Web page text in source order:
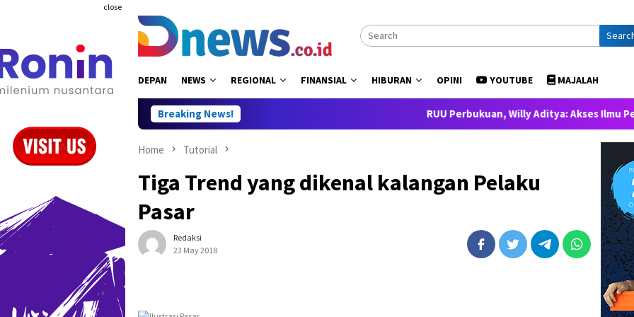
close
DEPAN NEWS REGIONAL FINANSIAL HIBURAN OPINI YOUTUBE MAJALAH
Breaking News! RUU Perbukuan, Willy Aditya: Akses Ilmu
Home Tutorial
Tiga Trend yang dikenal kalangan Pelaku
Pasar
Redaksi
23 May 2018